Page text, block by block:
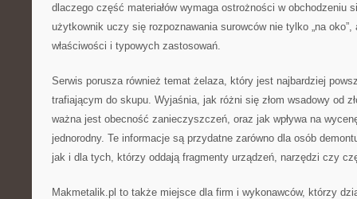
dlaczego część materiałów wymaga ostrożności w obchodzeniu
użytkownik uczy się rozpoznawania surowców nie tylko „na
właściwości i typowych zastosowań.
Serwis porusza również temat żelaza, który jest najbardziej
trafiającym do skupu. Wyjaśnia, jak różni się złom wsadowy od
ważna jest obecność zanieczyszczeń, oraz jak wpływa na
jednorodny. Te informacje są przydatne zarówno dla osób
jak i dla tych, którzy oddają fragmenty urządzeń, narzędzi czy
Makmetalik.pl to także miejsce dla firm i wykonawców, którzy